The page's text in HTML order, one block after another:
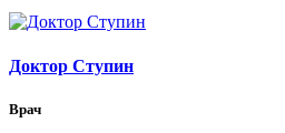
Доктор Ступин
Врач